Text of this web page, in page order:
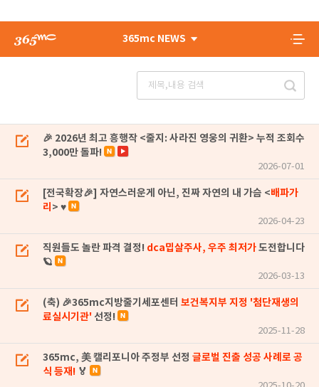
365mc NEWS
🎉 2026년 최고 흥행작 <줄지: 사라진 영웅의 귀환> 누적 조회수
3,000만 돌파!
2026-07-01
[전국확장🎉] 자연스러운게 아닌, 진짜 자연의 내 가슴 <배파가
리 > ♥
2026-04-23
직원들도 놀란 파격 결정! dca밉살주사, 우주 최저가도전합니다
🪐
2026-03-13
(축) 🎉365mc지방줄기세포센터 보건복지부 지정 '첨단재생의
료실시기관' 선정!
2025-11-28
365mc, 美 캘리포니아 주정부 선정 글로벌 진출 성공 사례로 공
식 등재! 🏅